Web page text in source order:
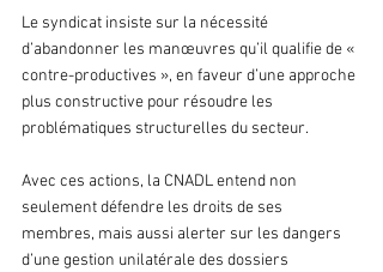
Le syndicat insiste sur la nécessité
d’abandonner les manœuvres qu’il qualifie de «
contre-productives », en faveur d’une approche
plus constructive pour résoudre les
problématiques structurelles du secteur.
Avec ces actions, la CNADL entend non
seulement défendre les droits de ses
membres, mais aussi alerter sur les dangers
d’une gestion unilatérale des dossiers